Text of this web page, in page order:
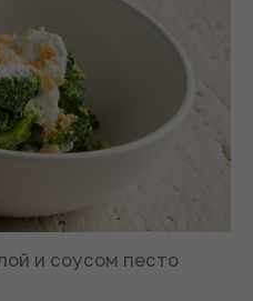
и соусом песто